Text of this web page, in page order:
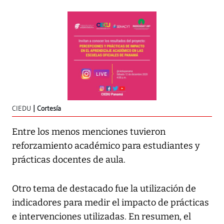
CIEDU Cortesía
Entre los menos menciones tuvieron
reforzamiento académico para estudiantes y
prácticas docentes de aula.
Otro tema de destacado fue la utilización de
indicadores para medir el impacto de prácticas
e intervenciones utilizadas. En resumen, el